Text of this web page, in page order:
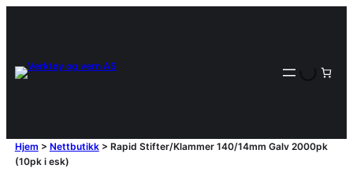
Hjem > Nettbutikk> Rapid Stifter/Klammer 140/14mm Galv 2000pk
(10pk i esk)